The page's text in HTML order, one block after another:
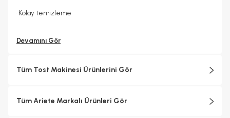
• Kolay temizleme
Devamını Gör
Tüm Tost Makinesi Ürünlerini Gör
Tüm Ariete Markalı Ürünleri Gör